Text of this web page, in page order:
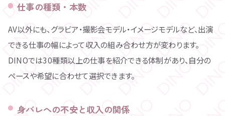
仕事の種類・本数
AV以外にも、グラビア・撮影会モデル・イメージモデルなど、出演
できる仕事の幅によって収入の組み合わせ方が変わります。
DINOでは30種類以上の仕事を紹介できる体制があり、自分の
ペースや希望に合わせて選択できます。
身バレへの不安と収入の関係